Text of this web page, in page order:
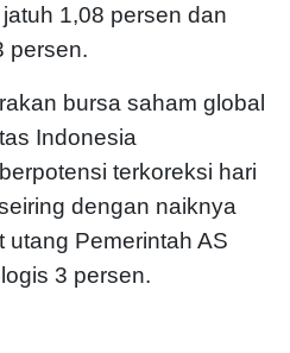
1,08 persen dan
persen.
bursa saham global
Indonesia
terkoreksi hari
dengan naiknya
utang Pemerintah AS
3 persen.